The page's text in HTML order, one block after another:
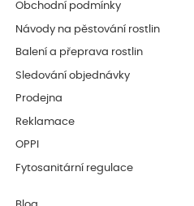
Obchodní podmínky
Návody na pěstování rostlin
Balení a přeprava rostlin
Sledování objednávky
Prodejna
Reklamace
OPPI
Fytosanitární regulace